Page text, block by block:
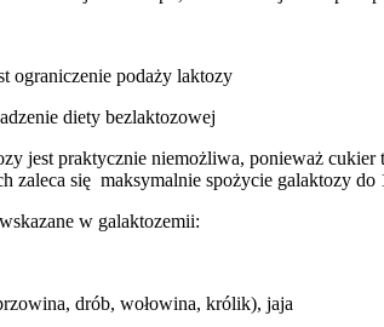
ograniczenie podaży laktozy
diety bezlaktozowej
jest praktycznie niemożliwa, ponieważ
zaleca się maksymalnie spożycie galaktozy do
w galaktozemii:
drób, wołowina, królik), jaja